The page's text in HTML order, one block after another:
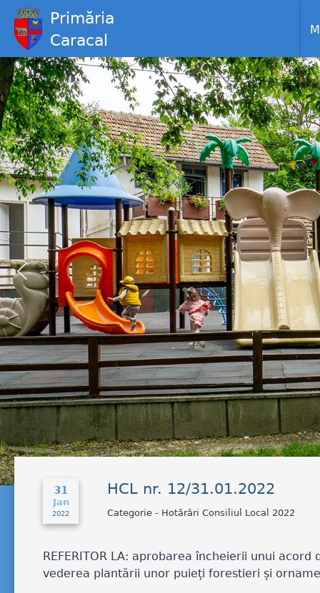
Primăria
Caracal
31
Jan
2022
HCL nr. 12/31.01.2022
Categorie - Hotărâri Consiliul Local 2022
REFERITOR LA: aprobarea încheierii unui
vederea plantării unor puieți forestieri și